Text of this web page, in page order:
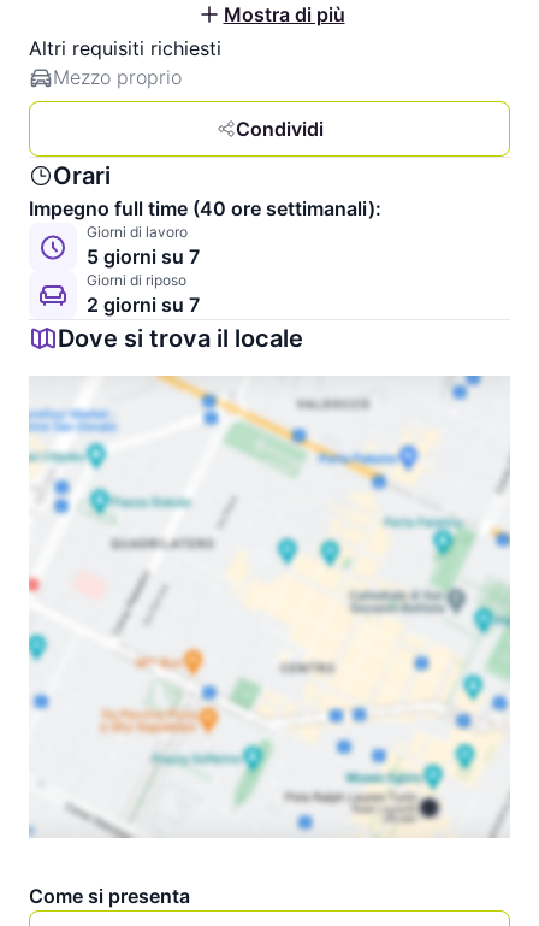
Mostra di più
Altri requisiti richiesti
Mezzo proprio
Condividi
Orari
Impegno full time (40 ore settimanali):
Giorni di lavoro
5 giorni su 7
Giorni di riposo
2 giorni su 7
Dove si trova il locale
Come si presenta